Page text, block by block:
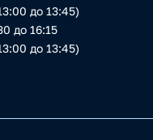
до 13:45)
до 16:15
до 13:45)